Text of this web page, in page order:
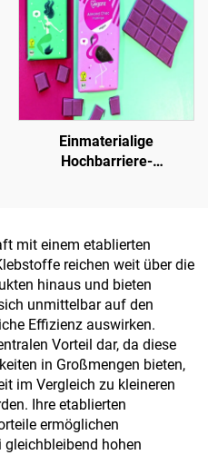
Einmaterialige
Hochbarriere-
Kaffee, Nüssen,
Schokolade, Gebäck und
Gewürzen
mit einem etablierten
reichen weit über die
hinaus und bieten
unmittelbar auf den
Effizienz auswirken.
Vorteil dar, da diese
in Großmengen bieten,
im Vergleich zu kleineren
Ihre etablierten
ermöglichen
hohen